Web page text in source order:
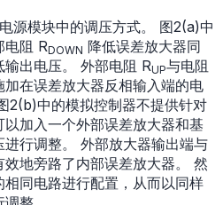
源模块中的调压方式。 图2(a)中
电阻 RDOWN 降低误差放大器同
出电压。 外部电阻 RUP与电阻
在误差放大器反相输入端的电
2(b)中的模拟控制器不提供针对
加入一个外部误差放大器和基
行调整。 外部放大器输出端与
地旁路了内部误差放大器。 然
同电路进行配置，从而以同样